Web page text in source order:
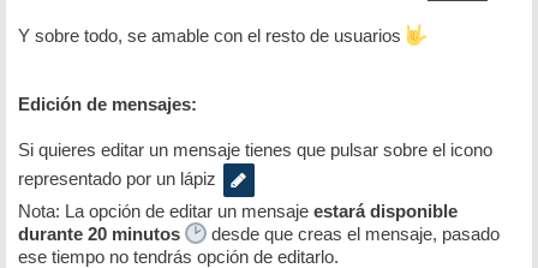
Y sobre todo, se amable con el resto de usuarios
Edición de mensajes:
Si quieres editar un mensaje tienes que pulsar sobre el icono
representado por un lápiz
Nota: La opción de editar un mensaje estará disponible
durante 20 minutos
desde que creas el mensaje, pasado
ese tiempo no tendrás opción de editarlo.